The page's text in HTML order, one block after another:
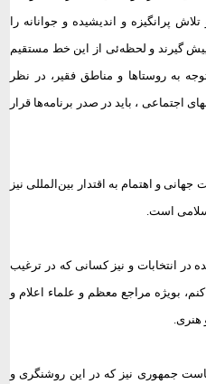
پرانگیزه و اندیشیده و جوانانه را
گیرند و لحظه‌ئی از این خط مستقیم
به روستاها و مناطق فقیر، در نظر
اجتماعی ، باید در صدر برنامه‌ها قرار
و اهتمام به اقتدار بین‌المللی نیز
است.
در انتخابات و نیز کسانی که در ترغیب
بویژه مراجع معظم و علماء اعلام و
جمهوری نیز که در این روشنگری و